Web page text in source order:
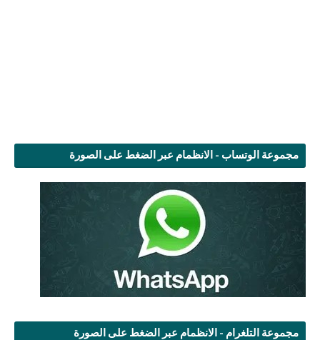
مجموعة الوتساب - الانظمام عبر الضغط على الصورة
مجموعة التلغرام - الانظمام عبر الضغط على الصورة